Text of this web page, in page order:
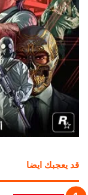
قد يعجبك ايضا